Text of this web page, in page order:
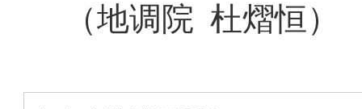
（地调院 杜熠恒）